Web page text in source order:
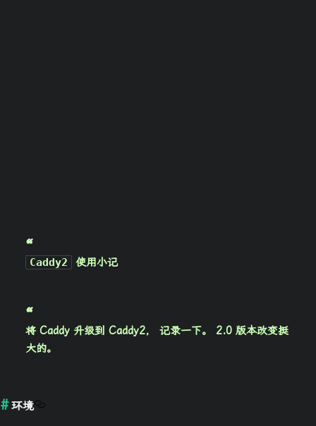
Caddy2 使用小记
将 Caddy 升级到 Caddy2， 记录一下。 2.0 版本改变挺
大的。
环境